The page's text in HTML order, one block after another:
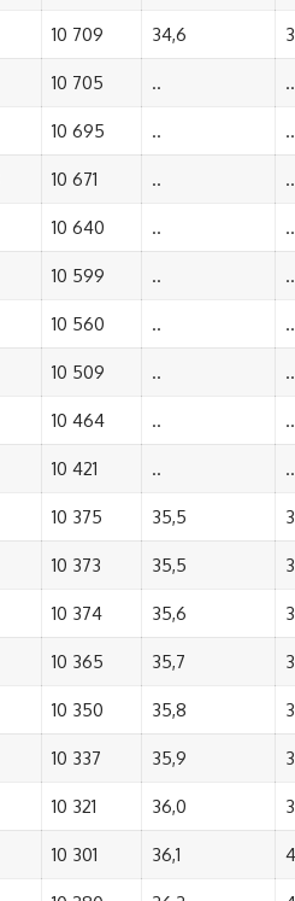
10 709 34,6
10 705 .. ..
10 695 .. ..
10 671 .. ..
10 640 .. ..
10 599 .. ..
10 560 .. ..
10 509 .. ..
10 464 .. ..
10 421 .. ..
10 375 35,5
10 373 35,5
10 374 35,6
10 365 35,7
10 350 35,8
10 337 35,9
10 321 36,0
10 301 36,1